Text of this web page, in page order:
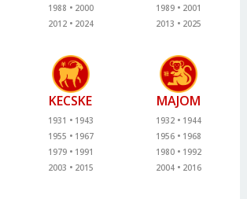
1988
2000
2012
2024
1989
2001
2013
2025
KECSKE
1931
1943
1955
1967
1979
1991
2003
2015
MAJOM
1932
1944
1956
1968
1980
1992
2004
2016